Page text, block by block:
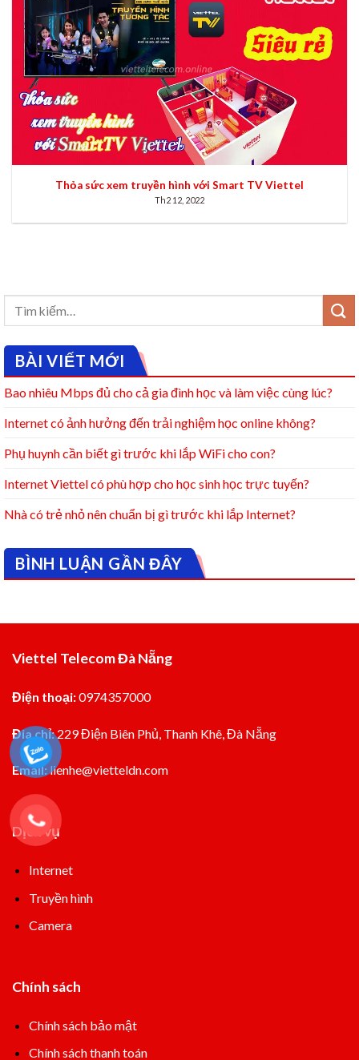
Thỏa sức xem truyền hình với Smart TV Viettel
Th2 12, 2022
BÀI VIẾT MỚI
Bao nhiêu Mbps đủ cho cả gia đình học và làm việc cùng lúc?
Internet có ảnh hưởng đến trải nghiệm học online không?
Phụ huynh cần biết gì trước khi lắp WiFi cho con?
Internet Viettel có phù hợp cho học sinh học trực tuyến?
Nhà có trẻ nhỏ nên chuẩn bị gì trước khi lắp Internet?
BÌNH LUẬN GẦN ĐÂY
Viettel Telecom Đà Nẵng
Điện thoại:0974357000
Đia chỉ:229 Điện Biên Phủ, Thanh Khê, Đà Nẵng
Email: lienhe@vietteldn.com
Dịch vụ
Internet
Truyền hình
Camera
Chính sách
Chính sách bảo mật
Chính sách thanh toán